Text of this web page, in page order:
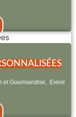
et Gourmandise, Event